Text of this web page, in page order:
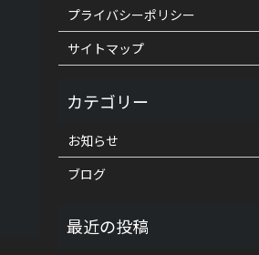
プライバシーポリシー
サイトマップ
お知らせ
ブログ